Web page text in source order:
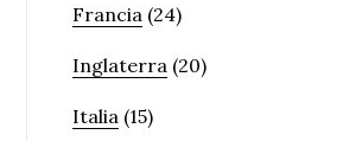
Francia (24)
Inglaterra (20)
Italia (15)